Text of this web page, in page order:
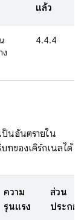
แล้ว
ง
4.4.4
นอันตรายใน
ทของเคิร์กเนลได้
ความ
รุนแรง
ส่วน
ประกอบ